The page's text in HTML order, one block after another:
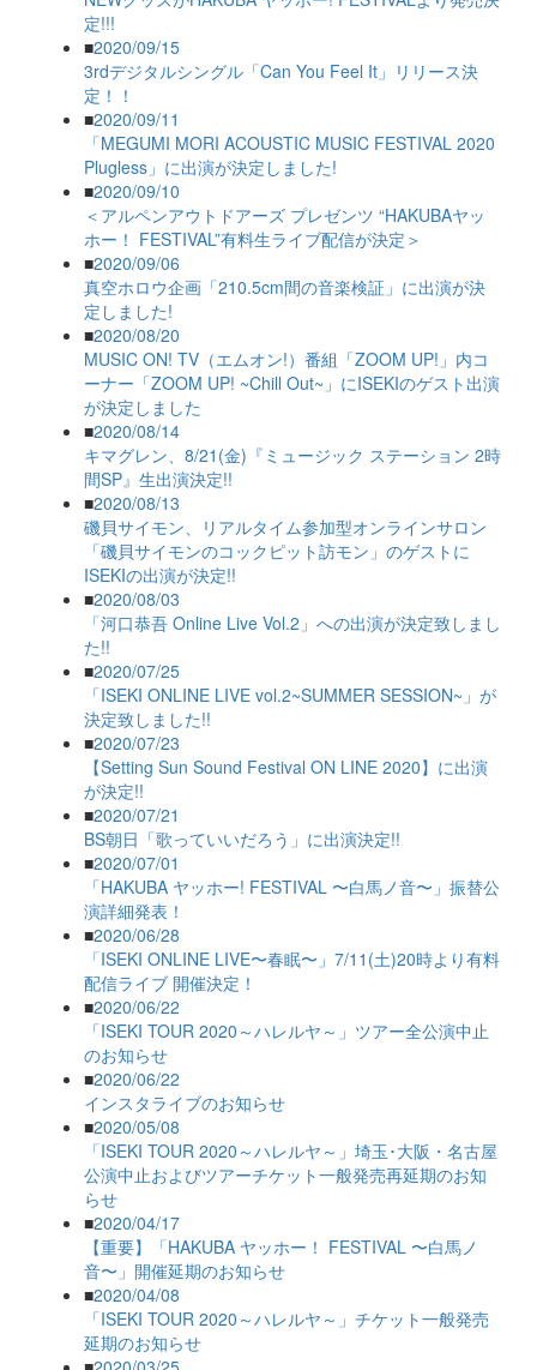
定!!!
■2020/09/15
3rdデジタルシングル「Can You Feel It」リリース決
定！！
■2020/09/11
「MEGUMI MORI ACOUSTIC MUSIC FESTIVAL 2020
Plugless」に出演が決定しました!
■2020/09/10
＜アルペンアウトドアーズ プレゼンツ “HAKUBAヤッ
ホー！ FESTIVAL”有料生ライブ配信が決定＞
■2020/09/06
真空ホロウ企画「210.5cm間の音楽検証」に出演が決
定しました!
■2020/08/20
MUSIC ON! TV（エムオン!）番組「ZOOM UP!」内コ
ーナー「ZOOM UP! ~Chill Out~」にISEKIのゲスト出演
が決定しました
■2020/08/14
キマグレン、8/21(金)『ミュージック ステーション 2時
間SP』生出演決定!!
■2020/08/13
磯貝サイモン、リアルタイム参加型オンラインサロン
「磯貝サイモンのコックピット訪モン」のゲストに
ISEKIの出演が決定!!
■2020/08/03
「河口恭吾 Online Live Vol.2」への出演が決定致しまし
た!!
■2020/07/25
「ISEKI ONLINE LIVE vol.2~SUMMER SESSION~」が
決定致しました!!
■2020/07/23
【Setting Sun Sound Festival ON LINE 2020】に出演
が決定!!
■2020/07/21
BS朝日「歌っていいだろう」に出演決定!!
■2020/07/01
「HAKUBA ヤッホー! FESTIVAL 〜白馬ノ音〜」振替公
演詳細発表！
■2020/06/28
「ISEKI ONLINE LIVE〜春眠〜」7/11(土)20時より有料
配信ライブ 開催決定！
■2020/06/22
「ISEKI TOUR 2020～ハレルヤ～」ツアー全公演中止
のお知らせ
■2020/06/22
インスタライブのお知らせ
■2020/05/08
「ISEKI TOUR 2020～ハレルヤ～」埼玉･大阪・名古屋
公演中止およびツアーチケット一般発売再延期のお知
らせ
■2020/04/17
【重要】「HAKUBA ヤッホー！ FESTIVAL 〜白馬ノ
音〜」開催延期のお知らせ
■2020/04/08
「ISEKI TOUR 2020～ハレルヤ～」チケット一般発売
延期のお知らせ